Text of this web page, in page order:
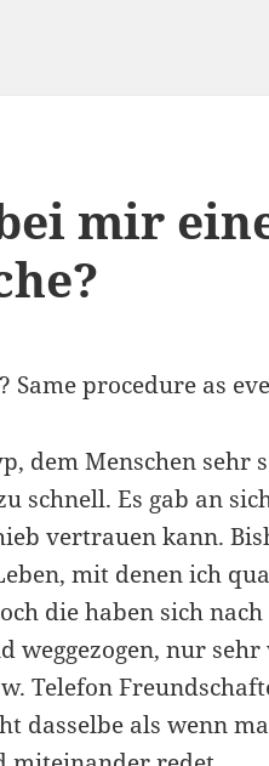
mir
Same procedure as
dem Menschen sehr
schnell. Es gab an
vertrauen kann.
mit denen ich
die haben sich
weggezogen, nur
Telefon
dasselbe als wenn